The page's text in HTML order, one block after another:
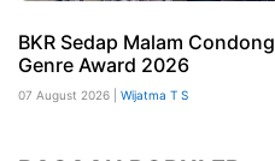
BKR Sedap Malam
Genre Award 2026
07 August 2026 | Wijatma T S